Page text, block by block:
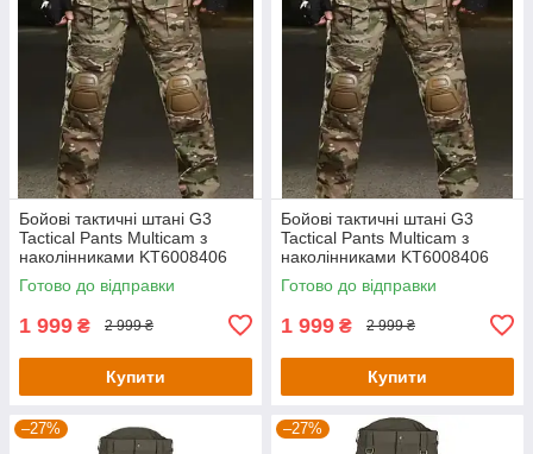
Бойові тактичні штані G3
Tactical Pants Multicam з
наколінниками KT6008406
розмір M
Готово до відправки
1 999 ₴ 2 999 ₴
Купити
Бойові тактичні штані G3
Tactical Pants Multicam з
наколінниками KT6008406
розмір XL
Готово до відправки
1 999 ₴ 2 999 ₴
Купити
–27% –27%